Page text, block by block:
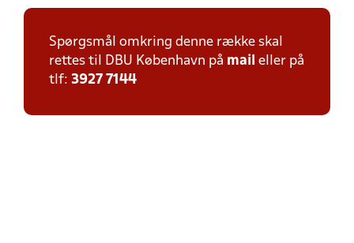
Spørgsmål omkring denne række skal
rettes til DBU København på mail eller på
tlf: 3927 7144